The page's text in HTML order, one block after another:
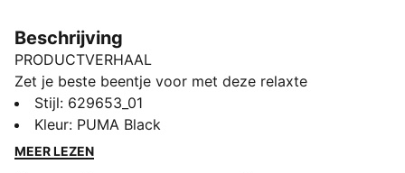
Beschrijving
PRODUCTVERHAAL
Zet je beste beentje voor met deze relaxte
cargobroek van PUMA. Met zijn elastische tailleband,
verstelbare manchetten en geborduurd CAT-logo
biedt hij een veelzijdige pasvorm en sportieve flair.
Stijl: 629653_01
Kleur: PUMA Black
MEER LEZEN